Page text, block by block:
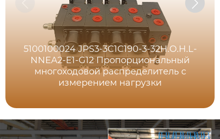
5100100024 JPS3-3C1C190-3-32H.O.H.L-
NNEA2-E1-G12 Пропорциональный
многоходовой распределитель с
измерением нагрузки